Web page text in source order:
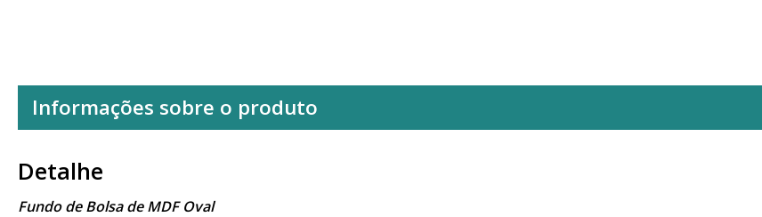
Informações sobre o produto
Detalhe
Fundo de Bolsa de MDF Oval